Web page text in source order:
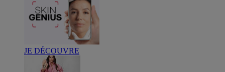
JE DÉCOUVRE